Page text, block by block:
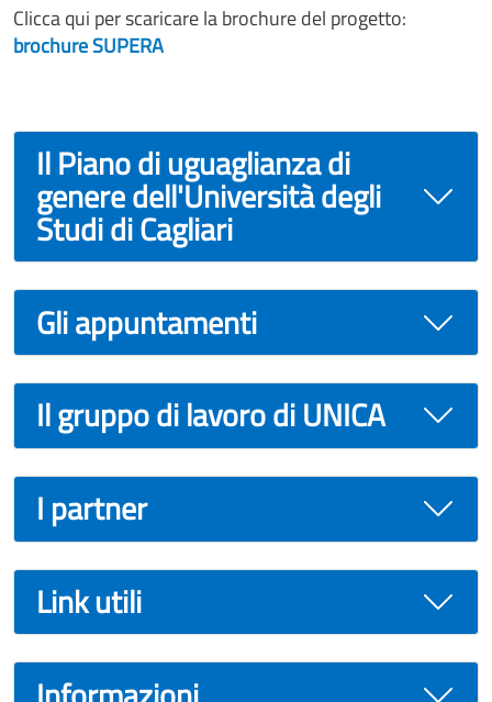
Clicca qui per scaricare la brochure del progetto:
brochure SUPERA
Il Piano di uguaglianza di
genere dell'Università degli
Studi di Cagliari
Gli appuntamenti
Il gruppo di lavoro di UNICA
I partner
Link utili